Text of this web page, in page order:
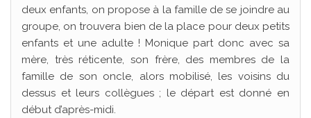
deux enfants, on propose à la famille de se joindre au
groupe, on trouvera bien de la place pour deux petits
enfants et une adulte ! Monique part donc avec sa
mère, très réticente, son frère, des membres de la
famille de son oncle, alors mobilisé, les voisins du
dessus et leurs collègues ; le départ est donné en
début d’après-midi.